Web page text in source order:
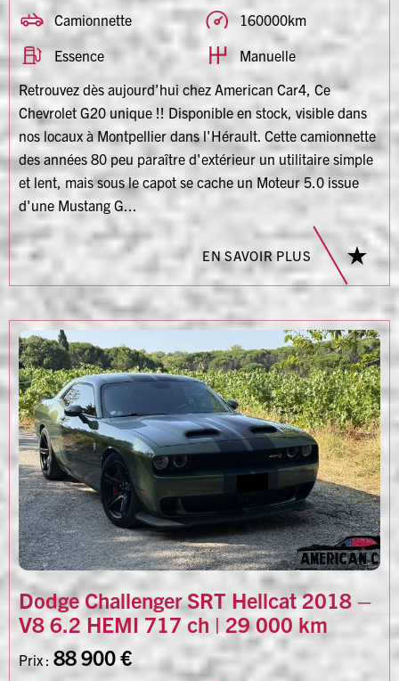
Camionnette
160000km
Essence
Manuelle
Retrouvez dès aujourd’hui chez American Car4, Ce
Chevrolet G20 unique !! Disponible en stock, visible dans
nos locaux à Montpellier dans l'Hérault. Cette camionnette
des années 80 peu paraître d'extérieur un utilitaire simple
et lent, mais sous le capot se cache un Moteur 5.0 issue
d'une Mustang G...
EN SAVOIR PLUS
Dodge Challenger SRT Hellcat 2018 –
V8 6.2 HEMI 717 ch | 29 000 km
Prix :88 900 €